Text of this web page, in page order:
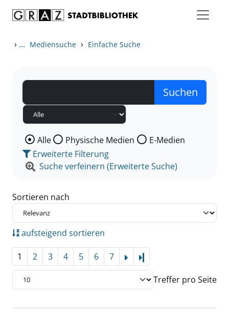
› ... Mediensuche › Einfache Suche
Wählen Sie die Medienart nach der Sie suchen wollen.
Alle Physische Medien
E-Medien
Erweiterte Filterung
Suche verfeinern (Erweiterte Suche)
Sortieren nach
aufsteigend sortieren
1 2 3 4 5 6 7
Treffer pro Seite